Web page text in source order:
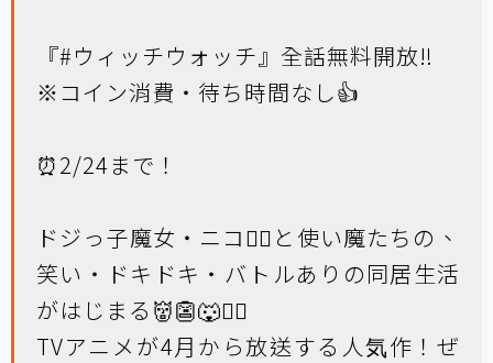
『#ウィッチウォッチ 』全話無料開放‼️
※コイン消費・待ち時間なし👍
⏰2/24まで！
ドジっ子魔女・ニコ🧙‍♀️と使い魔たちの、
笑い・ドキドキ・バトルありの同居生活
がはじまる👹👺🐺🧛‍♀️
TVアニメが4月から放送する人気作！ぜ